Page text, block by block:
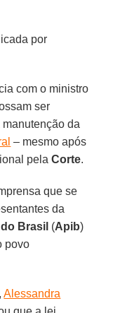
por
com o ministro
ser
da
– mesmo após
pelaCorte.
que se
da
Brasil (Apib)
povo
,Alessandra